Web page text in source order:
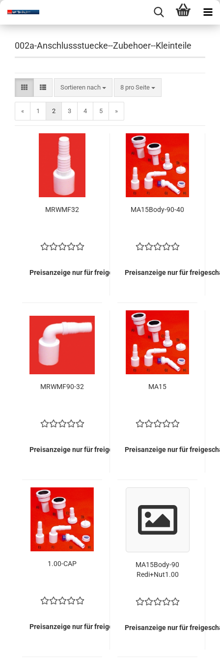
002a-Anschlussstuecke--Zubehoer--Kleinteile
Sortieren nach
Sortieren nach 8 pro Seite
pro Seite
« 1 2 3 4 5 »
MRWMF32
Preisanzeige nur für freigeschaltete Kunden
MA15Body-90-40
Preisanzeige nur für
MRWMF90-32
Preisanzeige nur für freigeschaltete Kunden
MA15
Preisanzeige nur für
1.00-CAP
Preisanzeige nur für freigeschaltete Kunden
MA15Body-90
Redi+Nut1.00
Preisanzeige nur für